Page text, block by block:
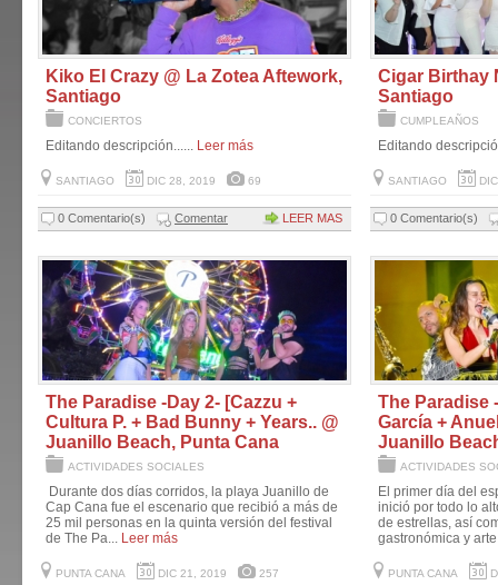
Kiko El Crazy @ La Zotea Aftework,
Santiago
CONCIERTOS
Editando descripción...... Leer más
SANTIAGO DIC 28, 2019 69
0 Comentario(s) Comentar LEER MAS
Cigar Birthay
Santiago
CUMPLEAÑOS
Editando
SANTIAGO
0 Comentario(s)
The Paradise -Day 2- [Cazzu +
Cultura P. + Bad Bunny + Years.. @
Juanillo Beach, Punta Cana
ACTIVIDADES SOCIALES
Durante dos días corridos, la playa Juanillo de
Cap Cana fue el escenario que recibió a más de
25 mil personas en la quinta versión del festival
de The Pa... Leer más
PUNTA CANA DIC 21, 2019 257
The Paradise
García +
Juanillo
ACTIVIDADES
El primer día del
inició por todo lo
de estrellas, así
gastronómica y
PUNTA CANA